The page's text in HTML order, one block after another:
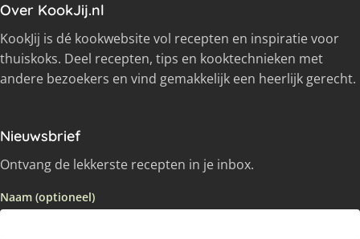
Over KookJij.nl
KookJij is dé kookwebsite vol recepten en inspiratie voor
thuiskoks. Deel recepten, tips en kooktechnieken met
andere bezoekers en vind gemakkelijk een heerlijk gerecht.
Nieuwsbrief
Ontvang de lekkerste recepten in je inbox.
Naam (optioneel)